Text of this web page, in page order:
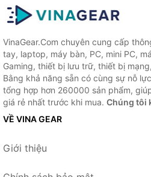
VinaGear.Com chuyên cung cấp
tay, laptop, máy bàn, PC, mini PC,
Gaming, thiết bị lưu trữ, thiết bị
Bằng khả năng sẵn có cùng sự nỗ
tổng hợp hơn 260000 sản phẩm,
giá rẻ nhất trước khi mua. Chúng tôi
VỀ VINA GEAR
Giới thiệu